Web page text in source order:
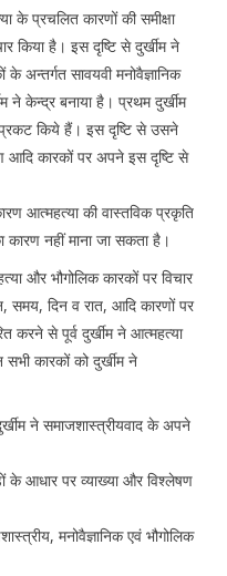
के प्रचलित कारणों की समीक्षा
किया है। इस दृष्टि से दुर्खीम ने
अन्तर्गत सावयवी मनोवैज्ञानिक
ने केन्द्र बनाया है। प्रथम दुर्खीम
किये हैं। इस दृष्टि से उसने
आदि कारकों पर अपने इस दृष्टि से
आत्महत्या की वास्तविक प्रकृति
कारण नहीं माना जा सकता है।
और भौगोलिक कारकों पर विचार
समय, दिन व रात, आदि कारणों पर
करने से पूर्व दुर्खीम ने आत्महत्या
कारकों को दुर्खीम ने
ने समाजशास्त्रीयवाद के अपने
आधार पर व्याख्या और विश्लेषण
मनोवैज्ञानिक एवं भौगोलिक